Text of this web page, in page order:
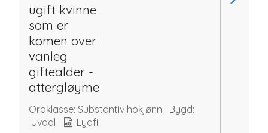
ugift kvinne
som er
komen over
vanleg
giftealder -
attergløyme
Ordklasse: Substantiv hokjønn
Bygd:
Uvdal
Lydfil